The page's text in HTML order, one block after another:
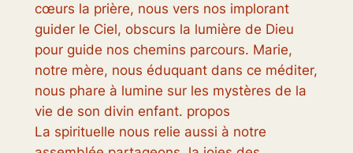
cœurs la prière, nous vers nos implorant
guider le Ciel, obscurs la lumière de Dieu
pour guide nos chemins parcours. Marie,
notre mère, nous éduquant dans ce méditer,
nous phare à lumine sur les mystères de la
vie de son divin enfant. propos
La spirituelle nous relie aussi à notre